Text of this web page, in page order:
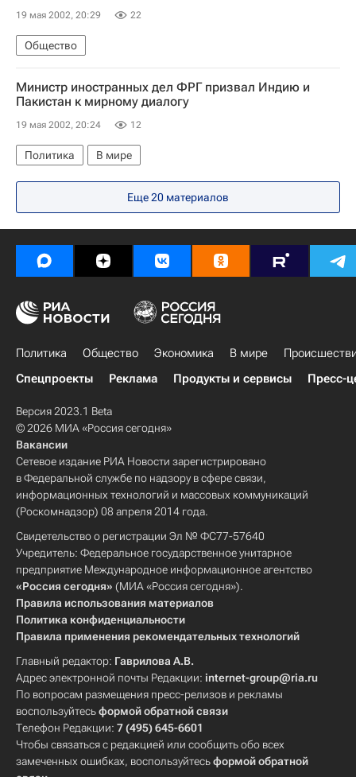
19 мая 2002, 20:29 22
Общество
Министр иностранных дел ФРГ призвал Индию и
Пакистан к мирному диалогу
19 мая 2002, 20:24 12
Политика В мире
Еще 20 материалов
Политика Общество Экономика В мире
Спецпроекты
Реклама Продукты и сервисы Пресс-
Версия 2023.1 Beta
© 2026 МИА «Россия сегодня»
Вакансии
Сетевое издание РИА Новости зарегистрировано
в Федеральной службе по надзору в сфере связи,
информационных технологий и массовых коммуникаций
(Роскомнадзор) 08 апреля 2014 года.
Свидетельство о регистрации Эл № ФС77-57640
Учредитель: Федеральное государственное унитарное
предприятие Международное информационное агентство
«Россия сегодня» (МИА «Россия сегодня»).
Правила использования материалов
Политика конфиденциальности
Правила применения рекомендательных технологий
Главный редактор: Гаврилова А.В.
Адрес электронной почты Редакции: internet-group@ria.ru
По вопросам размещения пресс-релизов и рекламы
воспользуйтесьформой обратной связи
Телефон Редакции: 7 (495) 645-6601
Чтобы связаться с редакцией или сообщить обо всех
замеченных ошибках, воспользуйтесьформой обратной